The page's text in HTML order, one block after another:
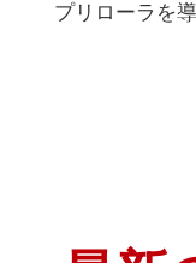
プリローラを